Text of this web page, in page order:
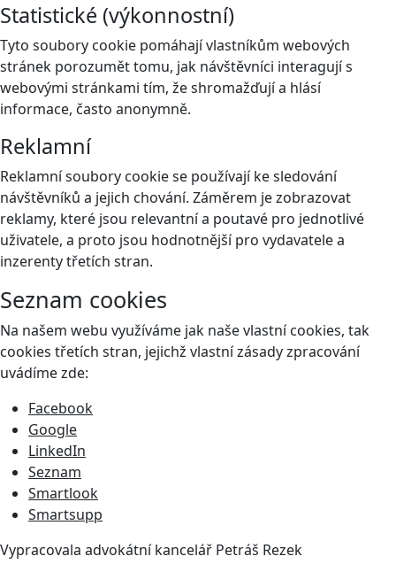
Statistické (výkonnostní)
Tyto soubory cookie pomáhají vlastníkům webových
stránek porozumět tomu, jak návštěvníci interagují s
webovými stránkami tím, že shromažďují a hlásí
informace, často anonymně.
Reklamní
Reklamní soubory cookie se používají ke sledování
návštěvníků a jejich chování. Záměrem je zobrazovat
reklamy, které jsou relevantní a poutavé pro jednotlivé
uživatele, a proto jsou hodnotnější pro vydavatele a
inzerenty třetích stran.
Seznam cookies
Na našem webu využíváme jak naše vlastní cookies, tak
cookies třetích stran, jejichž vlastní zásady zpracování
uvádíme zde:
Facebook
Google
LinkedIn
Seznam
Smartlook
Smartsupp
Vypracovala advokátní kancelář Petráš Rezek